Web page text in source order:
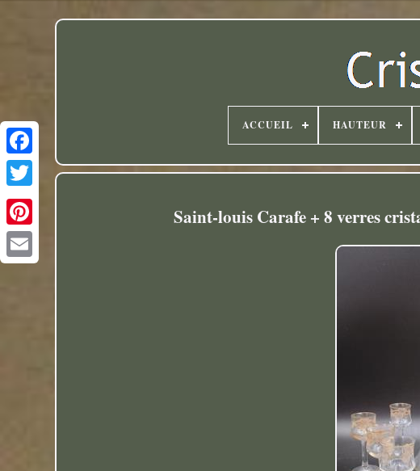
Twitter
ACCUEIL HAUTEUR
Saint-louis Carafe + 8 verres